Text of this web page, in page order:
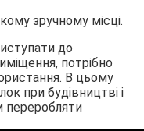
зручному місці.
до
потрібно
В цьому
при будівництві і
переробляти